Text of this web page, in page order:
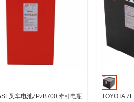
叉车电池7PzB700 牵引电瓶
TOYOTA